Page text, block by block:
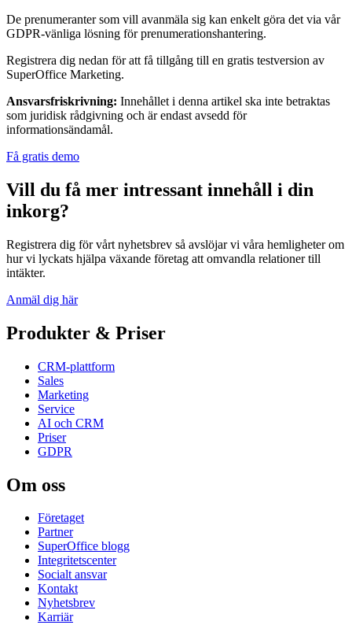
De prenumeranter som vill avanmäla sig kan enkelt göra det via vår
GDPR-vänliga lösning för prenumerationshantering.
Registrera dig nedan för att få tillgång till en gratis testversion av
SuperOffice Marketing.
Ansvarsfriskrivning: Innehållet i denna artikel ska inte betraktas
som juridisk rådgivning och är endast avsedd för
informationsändamål.
Få gratis demo
Vill du få mer intressant innehåll i din
inkorg?
Registrera dig för vårt nyhetsbrev så avslöjar vi våra hemligheter om
hur vi lyckats hjälpa växande företag att omvandla relationer till
intäkter.
Anmäl dig här
Produkter & Priser
CRM-plattform
Sales
Marketing
Service
AI och CRM
Priser
GDPR
Om oss
Företaget
Partner
SuperOffice blogg
Integritetscenter
Socialt ansvar
Kontakt
Nyhetsbrev
Karriär